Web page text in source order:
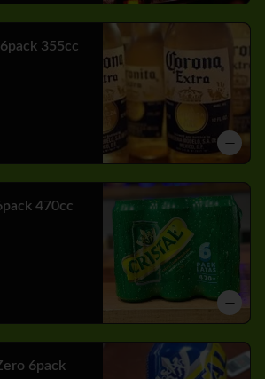
355cc
470cc
6pack